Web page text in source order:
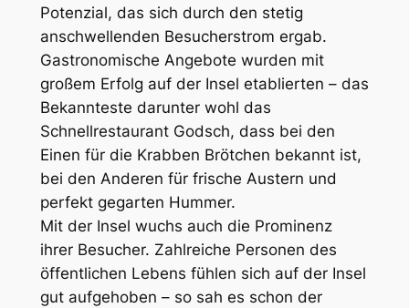
Potenzial, das sich durch den stetig
anschwellenden Besucherstrom ergab.
Gastronomische Angebote wurden mit
großem Erfolg auf der Insel etablierten – das
Bekannteste darunter wohl das
Schnellrestaurant Godsch, dass bei den
Einen für die Krabben Brötchen bekannt ist,
bei den Anderen für frische Austern und
perfekt gegarten Hummer.
Mit der Insel wuchs auch die Prominenz
ihrer Besucher. Zahlreiche Personen des
öffentlichen Lebens fühlen sich auf der Insel
gut aufgehoben – so sah es schon der